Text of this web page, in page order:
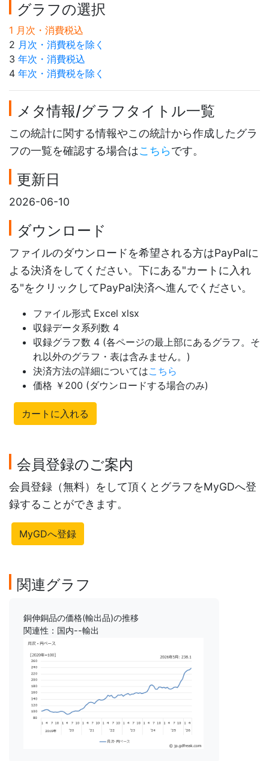
グラフの選択
1 月次・消費税込
2 月次・消費税を除く
3 年次・消費税込
4 年次・消費税を除く
メタ情報/グラフタイトル一覧
この統計に関する情報やこの統計から作成したグラ
フの一覧を確認する場合はこちらです。
更新日
2026-06-10
ダウンロード
ファイルのダウンロードを希望される方はPayPalに
よる決済をしてください。下にある"カートに入れ
る"をクリックしてPayPal決済へ進んでください。
ファイル形式 Excel xlsx
収録データ系列数 4
収録グラフ数 4 (各ページの最上部にあるグラフ。そ
れ以外のグラフ・表は含みません。)
決済方法の詳細についてはこちら
価格 ￥200 (ダウンロードする場合のみ)
カートに入れる
会員登録のご案内
会員登録（無料）をして頂くとグラフをMyGDへ登
録することができます。
MyGDへ登録
関連グラフ
銅伸銅品の価格(輸出品)の推移
関連性：国内--輸出